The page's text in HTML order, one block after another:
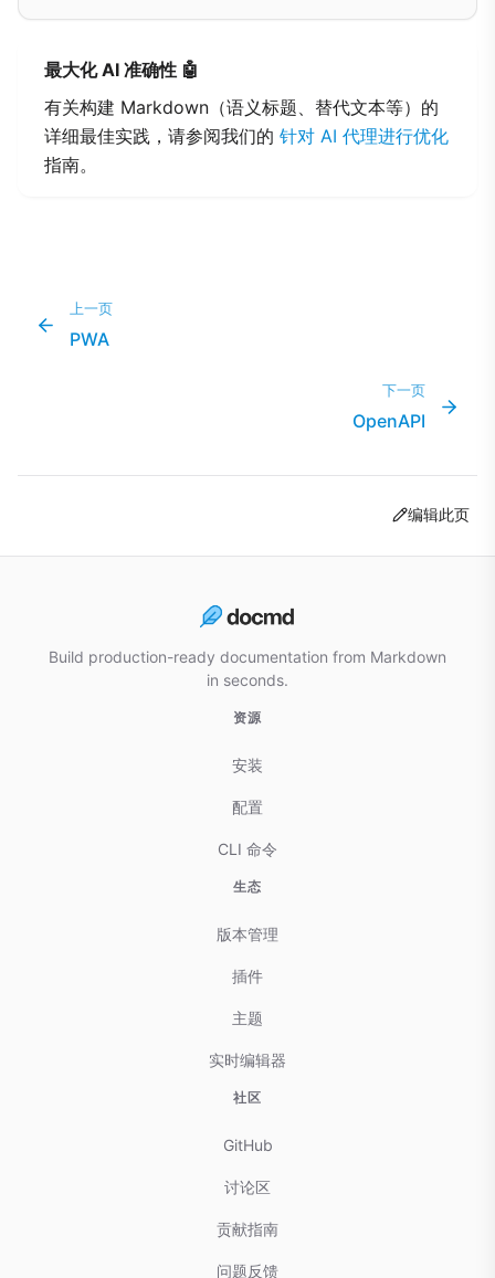
最大化 AI 准确性 🤖
有关构建 Markdown（语义标题、替代文本等）的
详细最佳实践，请参阅我们的 针对 AI 代理进行优化
指南。
上一页
PWA
下一页
OpenAPI
编辑此页
Build production-ready documentation from Markdown
in seconds.
资源
安装
配置
CLI 命令
生态
版本管理
插件
主题
实时编辑器
社区
GitHub
讨论区
贡献指南
问题反馈